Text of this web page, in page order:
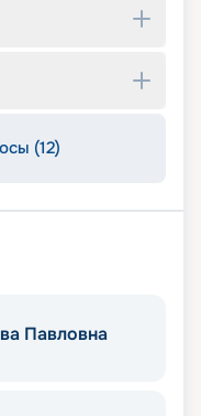
(12)
Павловна